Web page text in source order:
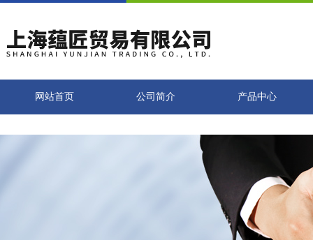
网站首页 公司简介 产品中心